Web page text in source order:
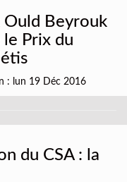
Ould Beyrouk
Prix du
: lun 19 Déc 2016
du CSA : la